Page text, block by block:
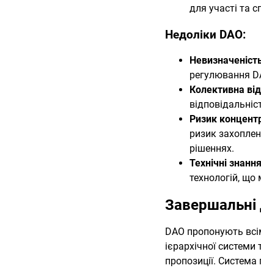
для участі та
Недоліки DAO:
регулювання
Колективна
Ризик
ризик
рішеннях.
Технічні
технологій, що
DAO пропонують
ієрархічної
пропозиції.